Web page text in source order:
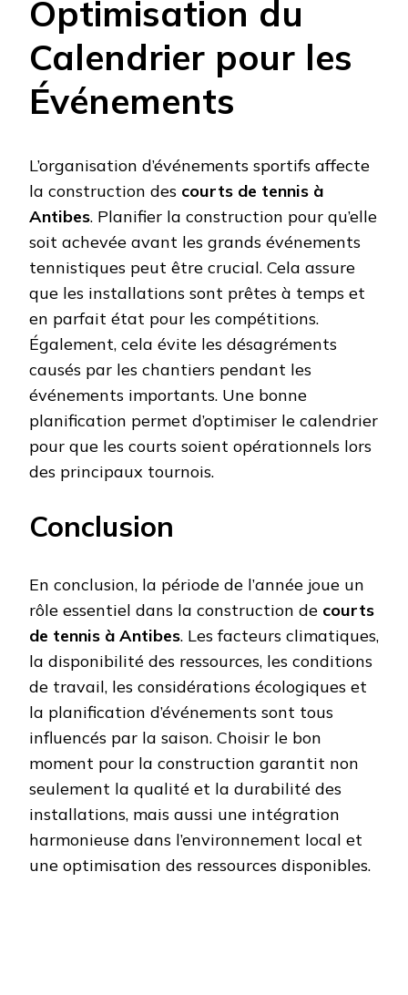
Optimisation du
Calendrier pour les
Événements
L’organisation d’événements sportifs affecte
la construction des courts de tennis à
Antibes. Planifier la construction pour qu’elle
soit achevée avant les grands événements
tennistiques peut être crucial. Cela assure
que les installations sont prêtes à temps et
en parfait état pour les compétitions.
Également, cela évite les désagréments
causés par les chantiers pendant les
événements importants. Une bonne
planification permet d’optimiser le calendrier
pour que les courts soient opérationnels lors
des principaux tournois.
Conclusion
En conclusion, la période de l’année joue un
rôle essentiel dans la construction de courts
de tennis à Antibes. Les facteurs climatiques,
la disponibilité des ressources, les conditions
de travail, les considérations écologiques et
la planification d’événements sont tous
influencés par la saison. Choisir le bon
moment pour la construction garantit non
seulement la qualité et la durabilité des
installations, mais aussi une intégration
harmonieuse dans l’environnement local et
une optimisation des ressources disponibles.